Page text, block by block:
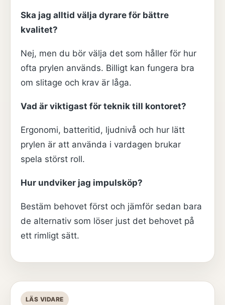
Ska jag alltid välja dyrare för bättre
kvalitet?
Nej, men du bör välja det som håller för hur
ofta prylen används. Billigt kan fungera bra
om slitage och krav är låga.
Vad är viktigast för teknik till kontoret?
Ergonomi, batteritid, ljudnivå och hur lätt
prylen är att använda i vardagen brukar
spela störst roll.
Hur undviker jag impulsköp?
Bestäm behovet först och jämför sedan bara
de alternativ som löser just det behovet på
ett rimligt sätt.
LÄS VIDARE